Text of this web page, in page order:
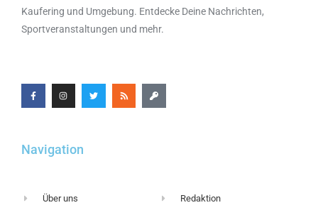
Kaufering und Umgebung. Entdecke Deine Nachrichten,
Sportveranstaltungen und mehr.
Navigation
Über uns Redaktion